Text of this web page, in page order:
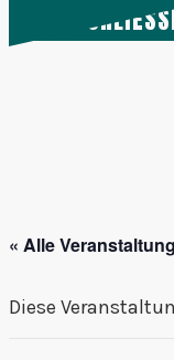
« Alle
Diese